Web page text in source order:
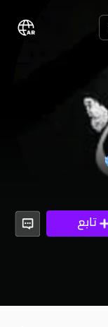
تابع